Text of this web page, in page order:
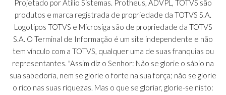
MV_325PMDA
MV_330ATCM
MV_340LOCK
MV_3DUPREF
MV_5CLIFOR
MV_74ITEM
MV_817EMAI
Projetado por Atilio Sistemas. Protheus, ADVPL, TOTVS são
produtos e marca registrada de propriedade da TOTVS S.A.
Logotipos TOTVS e Microsiga são de propriedade da TOTVS
S.A. O Terminal de Informação é um site independente e não
tem vínculo com a TOTVS, qualquer uma de suas franquias ou
representantes. "Assim diz o Senhor: Não se glorie o sábio na
sua sabedoria, nem se glorie o forte na sua força; não se glorie
o rico nas suas riquezas. Mas o que se gloriar, glorie-se nisto: